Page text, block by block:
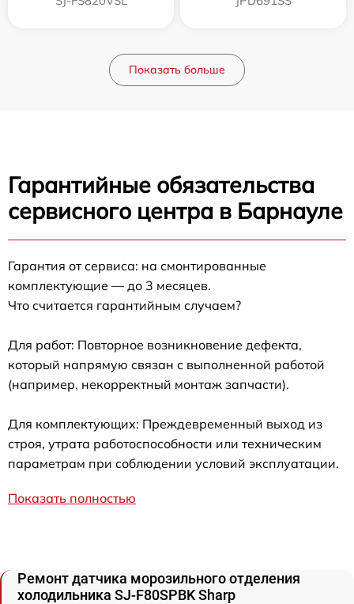
Показать больше
Гарантийные обязательства
сервисного центра в Барнауле
Гарантия от сервиса: на смонтированные
комплектующие — до 3 месяцев.
Что считается гарантийным случаем?
Для работ: Повторное возникновение дефекта,
который напрямую связан с выполненной работой
(например, некорректный монтаж запчасти).
Для комплектующих: Преждевременный выход из
строя, утрата работоспособности или техническим
параметрам при соблюдении условий эксплуатации.
Показать полностью
Ремонт датчика морозильного отделения
холодильника SJ-F80SPBK Sharp